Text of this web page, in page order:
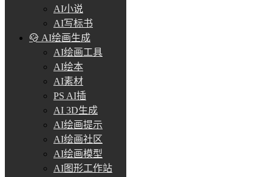
AI小说
AI写标书
AI绘画生成
AI绘画工具
AI绘本
AI素材
PS AI插
AI 3D生成
AI绘画提示
AI绘画社区
AI绘画模型
AI图形工作站